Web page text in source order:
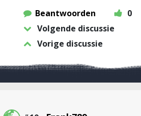
Beantwoorden
0
Volgende discussie
Vorige discussie